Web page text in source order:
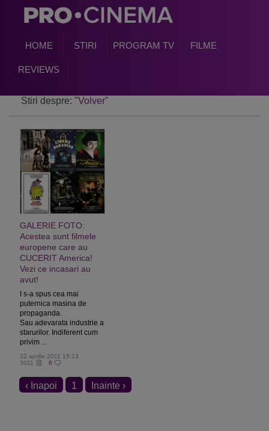
HOME STIRI PROGRAM TV FILME
REVIEWS
Stiri despre: "Volver"
GALERIE FOTO:
Acestea sunt filmele
europene care au
CUCERIT America!
Vezi ce incasari au
avut!
I s-a spus cea mai
puternica masina de
propaganda.
Sau adevarata industrie a
starurilor. Indiferent cum
privim ...
22 aprilie 2011 15:13
3011
6
‹ Inapoi 1 Inainte ›